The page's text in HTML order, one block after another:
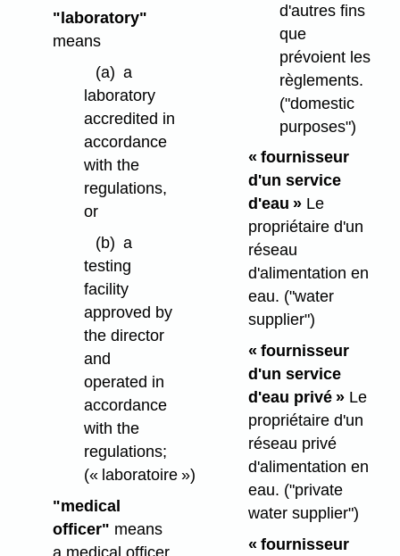
"laboratory"
means
(a) a
laboratory
accredited in
accordance
with the
regulations,
or
(b) a
testing
facility
approved by
the director
and
operated in
accordance
with the
regulations;
(« laboratoire »)
"medical
officer" means
a medical officer
d'autres fins
que
prévoient les
règlements.
("domestic
purposes")
« fournisseur
d'un service
d'eau »Le
propriétaire d'un
réseau
d'alimentation en
eau. ("water
supplier")
« fournisseur
d'un service
d'eau privé » Le
propriétaire d'un
réseau privé
d'alimentation en
eau. ("private
water supplier")
« fournisseur